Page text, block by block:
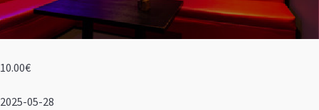
10.00€
2025-05-28